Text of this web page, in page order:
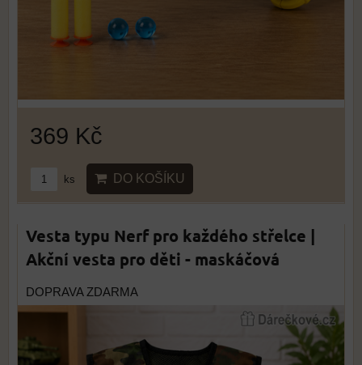
369 Kč
ks DO KOŠÍKU
Vesta typu Nerf pro každého střelce |
Akční vesta pro děti - maskáčová
DOPRAVA ZDARMA